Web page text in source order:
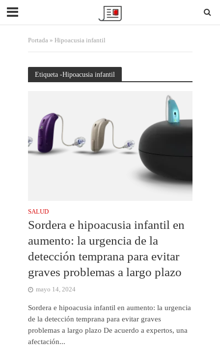
Portada» Hipoacusia infantil
Etiqueta -Hipoacusia infantil
SALUD
Sordera e hipoacusia infantil en
aumento: la urgencia de la
detección temprana para evitar
graves problemas a largo plazo
mayo 14, 2024
Sordera e hipoacusia infantil en aumento: la urgencia
de la detección temprana para evitar graves
problemas a largo plazo De acuerdo a expertos, una
afectación...